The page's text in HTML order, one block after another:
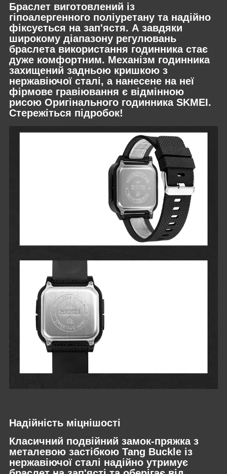
Браслет виготовлений із
гіпоалергенного поліуретану та надійно
фіксується на зап'ястя. А завдяки
широкому діапазону регулювань
браслета використання годинника стає
дуже комфортним. Механізм годинника
захищений задньою кришкою з
нержавіючої сталі, а нанесене на неї
фірмове гравіювання є відмінною
рисою Оригінального годинника SKMEI.
Стережіться підробок!
Надійність міцнішості
Класичний подвійний замок-пряжка з
металевою застібкою Tang Buckle із
нержавіючої сталі надійно утримує